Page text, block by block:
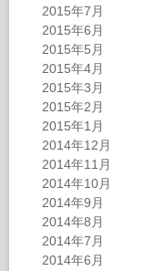
2015年7月
2015年6月
2015年5月
2015年4月
2015年3月
2015年2月
2015年1月
2014年12月
2014年11月
2014年10月
2014年9月
2014年8月
2014年7月
2014年6月